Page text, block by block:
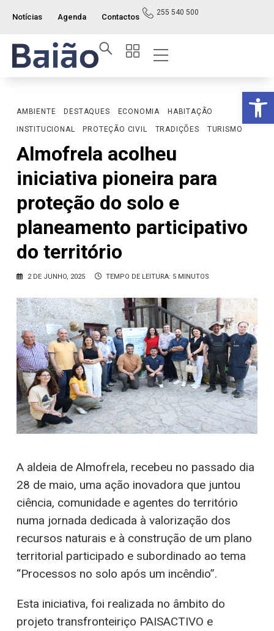
Notícias Agenda Contactos 255 540 500
AMBIENTE DESTAQUES ECONOMIA HABITAÇÃO
INSTITUCIONAL PROTEÇÃO CIVIL TRADIÇÕES TURISMO
Almofrela acolheu
iniciativa pioneira para
proteção do solo e
planeamento participativo
do território
2 DE JUNHO, 2025 TEMPO DE LEITURA: 5 MINUTOS
A aldeia de Almofrela, recebeu no passado dia
28 de maio, uma ação inovadora que juntou
ciência, comunidade e agentes do território
numa jornada dedicada à valorização dos
recursos naturais e à construção de um plano
territorial participado e subordinado ao tema
“Processos no solo após um incêndio”.
Esta iniciativa, foi realizada no âmbito do
projeto transfronteiriço PAISACTIVO e